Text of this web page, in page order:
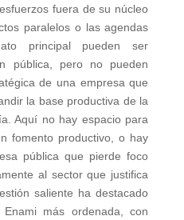
fuera de su núcleo
paralelos o las agendas
principal pueden ser
pública, pero no pueden
de una empresa que
la base productiva de la
Aquí no hay espacio para
fomento productivo, o hay
pública que pierde foco
al sector que justifica
saliente ha destacado
más ordenada, con